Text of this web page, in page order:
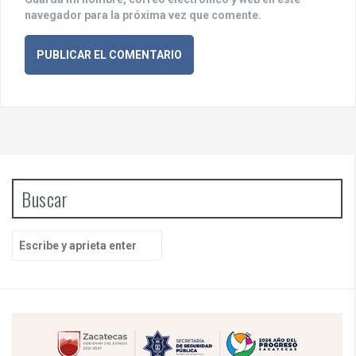
navegador para la próxima vez que comente.
Buscar